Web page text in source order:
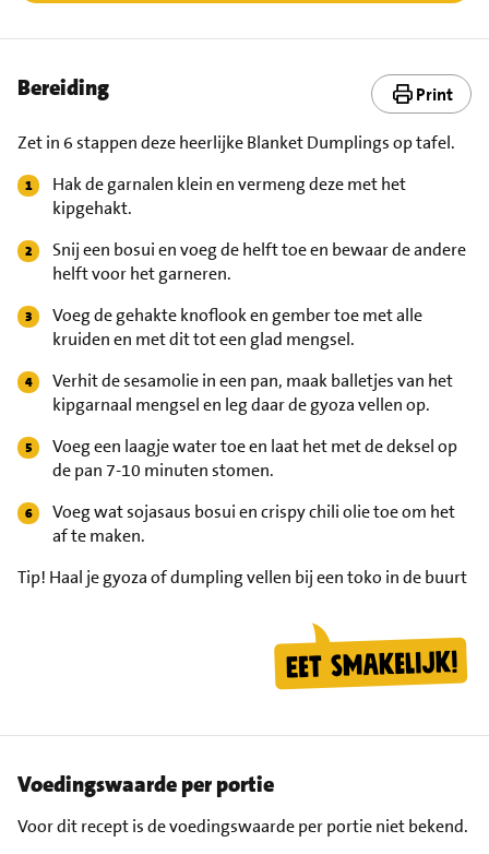
Bereiding Print
Zet in 6 stappen deze heerlijke Blanket Dumplings op tafel.
Hak de garnalen klein en vermeng deze met het
kipgehakt.
Snij een bosui en voeg de helft toe en bewaar de andere
helft voor het garneren.
Voeg de gehakte knoflook en gember toe met alle
kruiden en met dit tot een glad mengsel.
Verhit de sesamolie in een pan, maak balletjes van het
kipgarnaal mengsel en leg daar de gyoza vellen op.
Voeg een laagje water toe en laat het met de deksel op
de pan 7-10 minuten stomen.
Voeg wat sojasaus bosui en crispy chili olie toe om het
af te maken.
Tip! Haal je gyoza of dumpling vellen bij een toko in de buurt
Voedingswaarde per portie
Voor dit recept is de voedingswaarde per portie niet bekend.